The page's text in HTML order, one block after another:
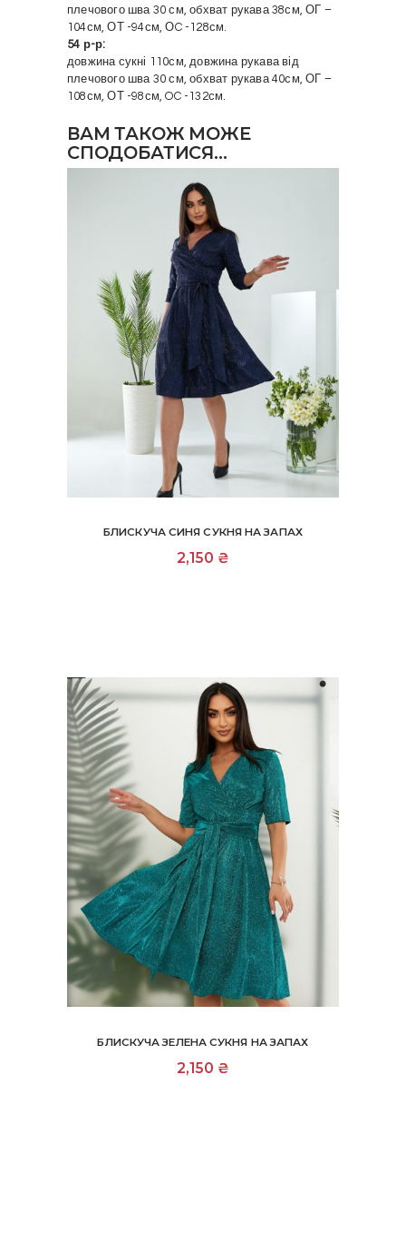
плечового шва 30 см, обхват рукава 38см, ОГ –
104см, ОТ -94см, ОC -128см.
54 р-р:
довжина сукні 110см, довжина рукава від
плечового шва 30 см, обхват рукава 40см, ОГ –
108см, ОТ -98см, OC -132см.
ВАМ ТАКОЖ МОЖЕ
СПОДОБАТИСЯ…
БЛИСКУЧА СИНЯ СУКНЯ НА ЗАПАХ
2,150 ₴
БЛИСКУЧА ЗЕЛЕНА СУКНЯ НА ЗАПАХ
2,150 ₴